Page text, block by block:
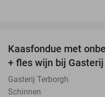
Kaasfondue met
+ fles wijn bij Gasterij
Gasterij Terborgh
Schinnen